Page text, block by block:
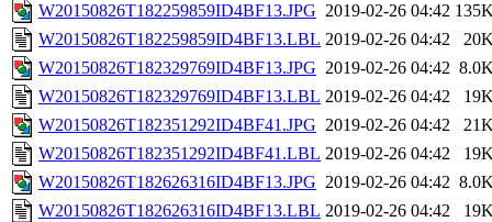
W20150826T182259859ID4BF13.JPG 2019-02-26 04:42
W20150826T182259859ID4BF13.LBL 2019-02-26 04:42
W20150826T182329769ID4BF13.JPG 2019-02-26 04:42
W20150826T182329769ID4BF13.LBL 2019-02-26 04:42
W20150826T182351292ID4BF41.JPG 2019-02-26 04:42
W20150826T182351292ID4BF41.LBL 2019-02-26 04:42
W20150826T182626316ID4BF13.JPG 2019-02-26 04:42
W20150826T182626316ID4BF13.LBL 2019-02-26 04:42